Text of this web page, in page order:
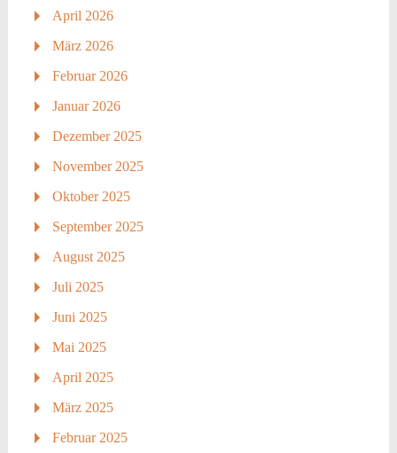
April 2026
März 2026
Februar 2026
Januar 2026
Dezember 2025
November 2025
Oktober 2025
September 2025
August 2025
Juli 2025
Juni 2025
Mai 2025
April 2025
März 2025
Februar 2025